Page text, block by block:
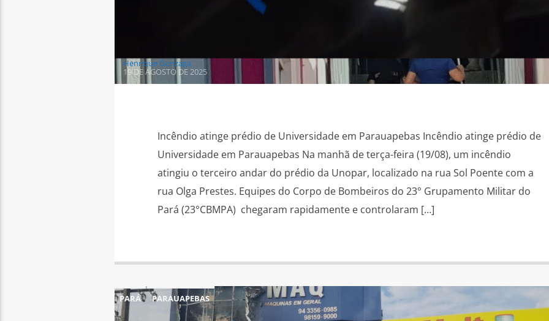
Henrique Gonzaga
19 DE AGOSTO DE 2025
Incêndio atinge prédio de Universidade em Parauapebas Incêndio atinge prédio de
Universidade em Parauapebas Na manhã de terça-feira (19/08), um incêndio
atingiu o terceiro andar do prédio da Unopar, localizado na rua Sol Poente com a
rua Olga Prestes. Equipes do Corpo de Bombeiros do 23° Grupamento Militar do
Pará (23°CBMPA) chegaram rapidamente e controlaram […]
PARÁ PARAUAPEBAS